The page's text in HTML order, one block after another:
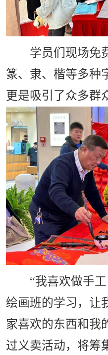
学员们现场免
篆、隶、楷等多种
更是吸引了众多群
“我喜欢做手
绘画班的学习，让
家喜欢的东西和我
过义卖活动，将筹